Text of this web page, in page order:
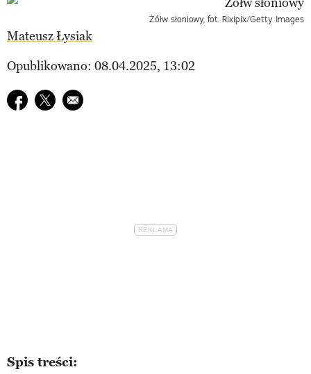
Żółw słoniowy, fot. Rixipix/Getty Images
Mateusz Łysiak
Opublikowano: 08.04.2025, 13:02
Udostępnij na facebook
Udostępnij na twitter
E-mail do przyjaciela
Spis treści: